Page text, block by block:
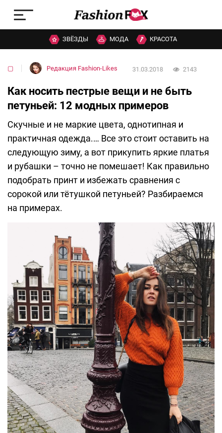
ЗВЁЗДЫ МОДА КРАСОТА
▢ Редакция Fashion-Likes 31.03.2018 2143
Как носить пестрые вещи и не быть
петуньей: 12 модных примеров
Скучные и не маркие цвета, однотипная и
практичная одежда.… Все это стоит оставить на
следующую зиму, а вот прикупить яркие платья
и рубашки – точно не помешает! Как правильно
подобрать принт и избежать сравнения с
сорокой или тётушкой петуньей? Разбираемся
на примерах.